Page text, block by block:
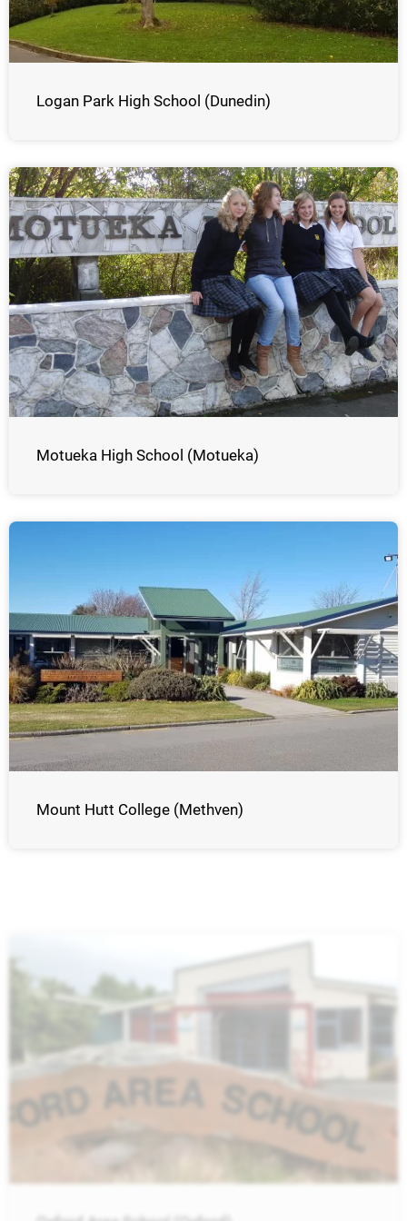
Logan Park High School (Dunedin)
Motueka High School (Motueka)
Mount Hutt College (Methven)
Oxford Area School (Oxford)